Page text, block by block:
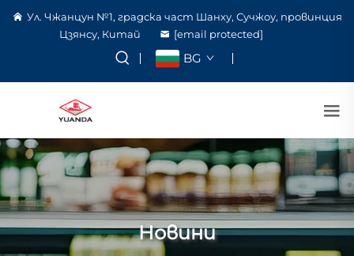
Ул. Чжанцун №1, градска част Шанху, Сучжоу, провинция
Цзянсу, Китай
[email protected]
BG
Новини